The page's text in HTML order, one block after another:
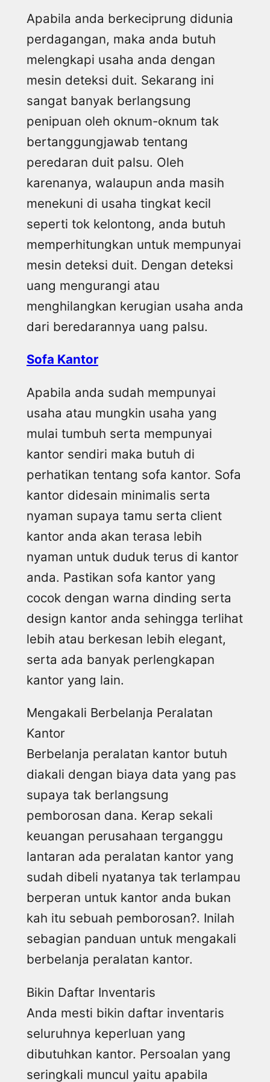
Apabila anda berkeciprung didunia
perdagangan, maka anda butuh
melengkapi usaha anda dengan
mesin deteksi duit. Sekarang ini
sangat banyak berlangsung
penipuan oleh oknum-oknum tak
bertanggungjawab tentang
peredaran duit palsu. Oleh
karenanya, walaupun anda masih
menekuni di usaha tingkat kecil
seperti tok kelontong, anda butuh
memperhitungkan untuk mempunyai
mesin deteksi duit. Dengan deteksi
uang mengurangi atau
menghilangkan kerugian usaha anda
dari beredarannya uang palsu.
Sofa Kantor
Apabila anda sudah mempunyai
usaha atau mungkin usaha yang
mulai tumbuh serta mempunyai
kantor sendiri maka butuh di
perhatikan tentang sofa kantor. Sofa
kantor didesain minimalis serta
nyaman supaya tamu serta client
kantor anda akan terasa lebih
nyaman untuk duduk terus di kantor
anda. Pastikan sofa kantor yang
cocok dengan warna dinding serta
design kantor anda sehingga terlihat
lebih atau berkesan lebih elegant,
serta ada banyak perlengkapan
kantor yang lain.
Mengakali Berbelanja Peralatan
Kantor
Berbelanja peralatan kantor butuh
diakali dengan biaya data yang pas
supaya tak berlangsung
pemborosan dana. Kerap sekali
keuangan perusahaan terganggu
lantaran ada peralatan kantor yang
sudah dibeli nyatanya tak terlampau
berperan untuk kantor anda bukan
kah itu sebuah pemborosan?. Inilah
sebagian panduan untuk mengakali
berbelanja peralatan kantor.
Bikin Daftar Inventaris
Anda mesti bikin daftar inventaris
seluruhnya keperluan yang
dibutuhkan kantor. Persoalan yang
seringkali muncul yaitu apabila